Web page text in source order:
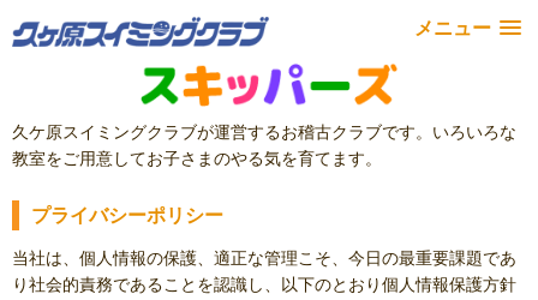
メニュー
久ケ原スイミングクラブが運営するお稽古クラブです。いろいろな
教室をご用意してお子さまのやる気を育てます。
プライバシーポリシー
当社は、個人情報の保護、適正な管理こそ、今日の最重要課題であ
り社会的責務であることを認識し、以下のとおり個人情報保護方針